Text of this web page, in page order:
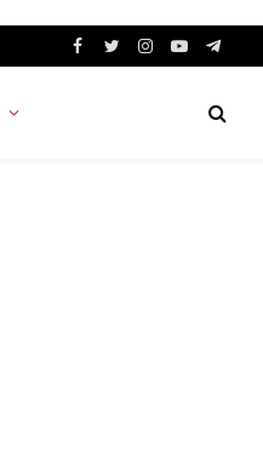
Facebook
TwitterInstagram
YouTube